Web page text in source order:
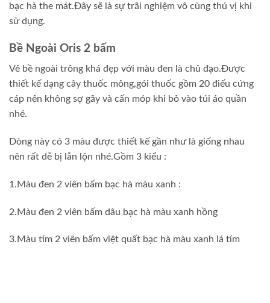
bạc hà the mát.Đây sẽ là sự trãi nghiệm vô cùng thú vị khi
sử dụng.
Bề Ngoài Oris 2 bấm
Vẻ bề ngoài trông khá đẹp với màu đen là chủ đạo.Được
thiết kế dạng cây thuốc mỏng,gói thuốc gồm 20 điếu cứng
cáp nên không sợ gãy và cấn móp khi bỏ vào túi áo quần
nhé.
Dòng này có 3 màu được thiết kế gần như là giống nhau
nên rất dễ bị lẫn lộn nhé.Gồm 3 kiểu :
1.Màu đen 2 viên bấm bạc hà màu xanh :
2.Màu đen 2 viên bấm dâu bạc hà màu xanh hồng
3.Màu tím 2 viên bấm việt quất bạc hà màu xanh lá tím